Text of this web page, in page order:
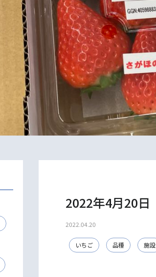
2022年4月20日
2022.04.20
いちご 品種 施設